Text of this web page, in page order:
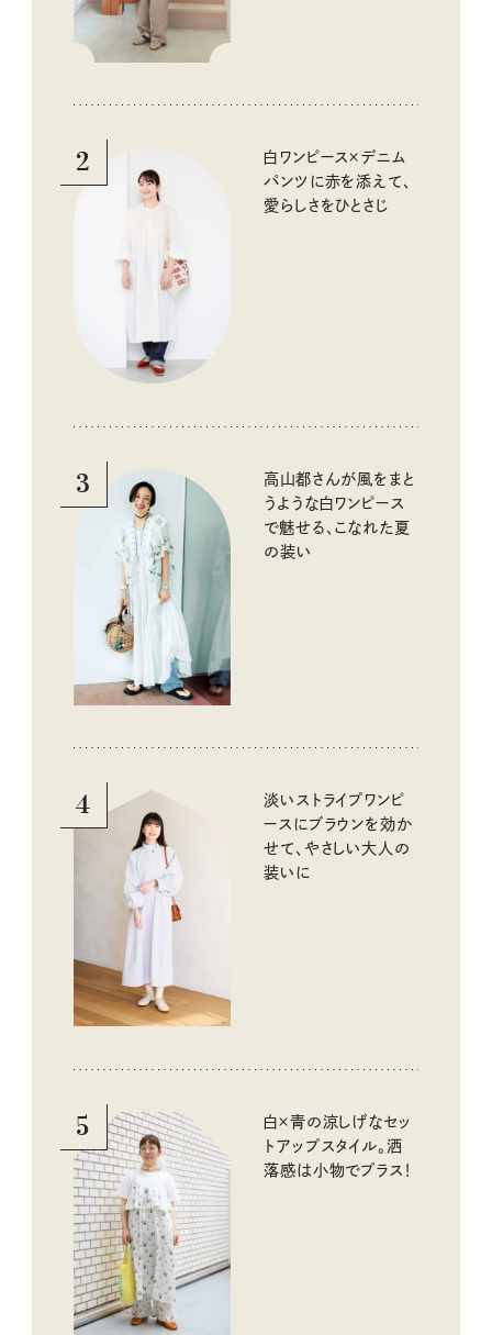
2
白ワンピース×デニム
パンツに赤を添えて、
愛らしさをひとさじ
3
高山都さんが風をまと
うような白ワンピース
で魅せる、こなれた夏
の装い
4
淡いストライプワンピ
ースにブラウンを効か
せて、やさしい大人の
装いに
5
白×青の涼しげなセッ
トアップスタイル。洒
落感は小物でプラス！